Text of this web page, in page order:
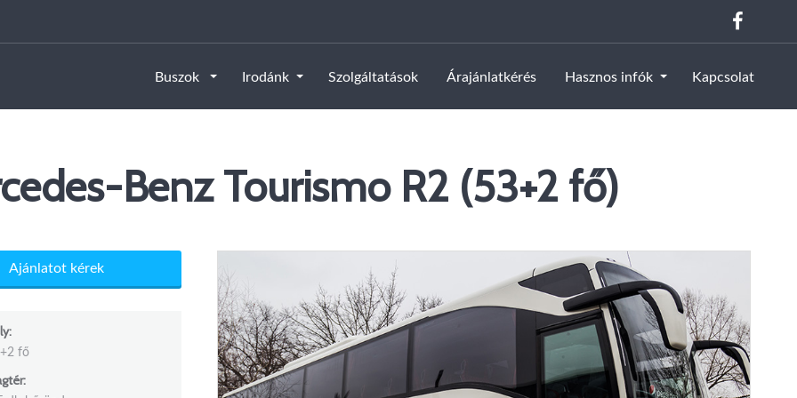
Buszok Irodánk Szolgáltatások Árajánlatkérés Hasznos infók Kapcsolat
Benz Tourismo R2 (53+2 fő)
Ajánlatot kérek
fő